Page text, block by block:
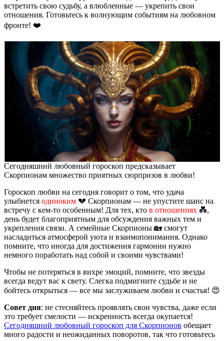
встретить свою судьбу, а влюбленные — укрепить свои
отношения. Готовьтесь к волнующим событиям на любовном
фронте! ❤️
Сегодняшний любовный гороскоп предсказывает
Скорпионам множество приятных сюрпризов в любви!
Гороскоп любви на сегодня говорит о том, что удача
улыбнется одиноким 💔 Скорпионам — не упустите шанс на
встречу с кем-то особенным! Для тех, кто в отношениях 💑,
день будет благоприятным для обсуждения важных тем и
укрепления связи. А семейные Скорпионы 🏡 смогут
насладиться атмосферой уюта и взаимопонимания. Однако
помните, что иногда для достижения гармонии нужно
немного поработать над собой и своими чувствами!
Чтобы не потеряться в вихре эмоций, помните, что звезды
всегда ведут вас к свету. Слегка подмигните судьбе и не
бойтесь открыться — все мы заслуживаем любви и счастья! 😍
Совет дня: не стесняйтесь проявлять свои чувства, даже если
это требует смелости — искренность всегда окупается!
Сегодняшний любовный гороскоп для Скорпионов обещает
много радости и неожиданных поворотов, так что готовьтесь